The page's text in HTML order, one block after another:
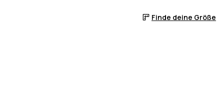
Finde deine Größe
auf Lager ist
sie wieder auf Lager ist